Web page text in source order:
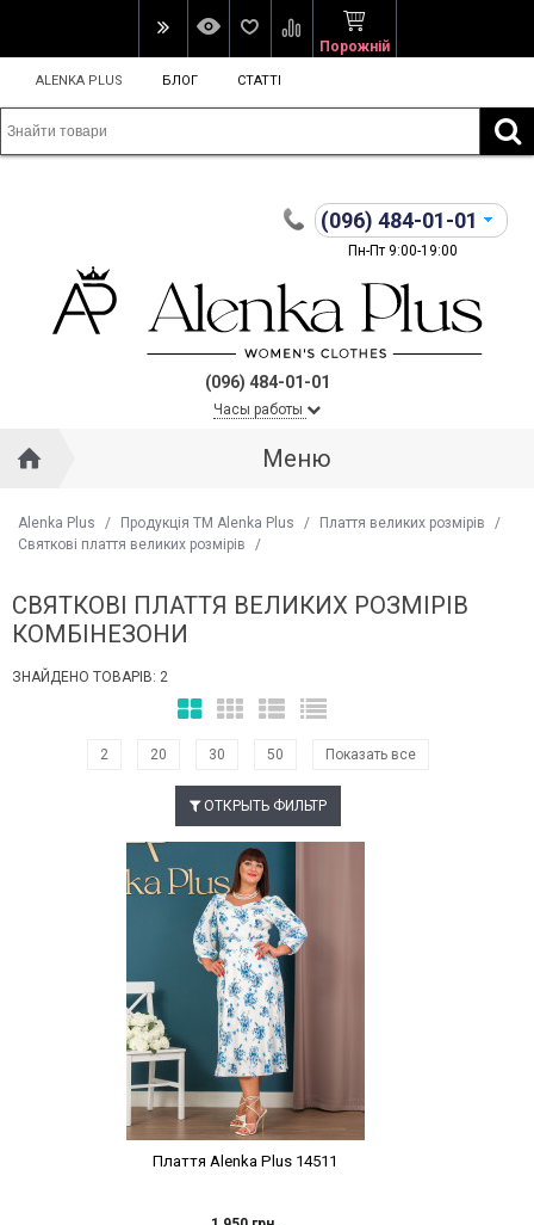
Порожній
ALENKA PLUS БЛОГ СТАТТІ
(096) 484-01-01
Пн-Пт 9:00-19:00
(096) 484-01-01
Часы работы
Меню
Alenka Plus / Продукція ТМ Alenka Plus / Плаття великих розмірів
/
Святкові плаття великих розмірів
/
СВЯТКОВІ ПЛАТТЯ ВЕЛИКИХ РОЗМІРІВ
КОМБІНЕЗОНИ
ЗНАЙДЕНО ТОВАРІВ: 2
2 20 30 50 Показать все
ОТКРЫТЬ ФИЛЬТР
Наклейки Варіант з %
Плаття Alenka Plus 14511